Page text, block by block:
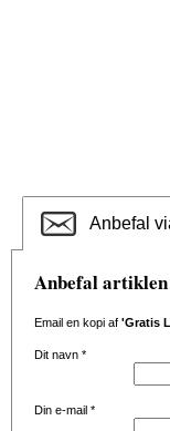
Anbefal
Anbefal
Email en kopi af 'Gratis
Dit navn *
Din e-mail *